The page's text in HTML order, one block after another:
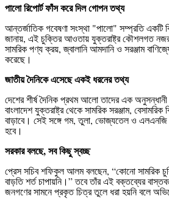
পালো রিপোর্ট ফাঁস করে দিল গোপন তথ্য
আন্তর্জাতিক গবেষণা সংস্থা "পালো" সম্প্রতি একটি
জানায়, এই চুক্তির আওতায় যুক্তরাষ্ট্র কৌশলগত
সামরিক পণ্য ক্রয়, জ্বালানি আমদানি ও সরঞ্জাম বাণিজ্যে
করেছে।
জাতীয় দৈনিকে এসেছে একই ধরনের তথ্য
দেশের শীর্ষ দৈনিক প্রথম আলো তাদের এক
বাংলাদেশ যুক্তরাষ্ট্র থেকে সামরিক সরঞ্জাম, বেসামরিক
বাড়াবে। সেই সঙ্গে গম, তুলা, ভোজ্যতেল ও এলএনজি
হবে।
সরকার বলছে, সব কিছু স্বচ্ছ
প্রেস সচিব শফিকুল আলম বলছেন, “কোনো সামরিক
বাড়তি শর্ত চাপায়নি।” তবে তাঁর এই বক্তব্যের
জনগণের সামনে প্রকৃত চিত্র তুলে ধরা হয়নি বলে